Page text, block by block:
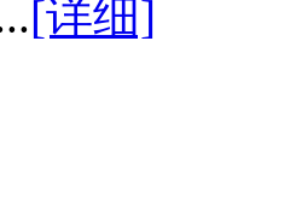
[详细]